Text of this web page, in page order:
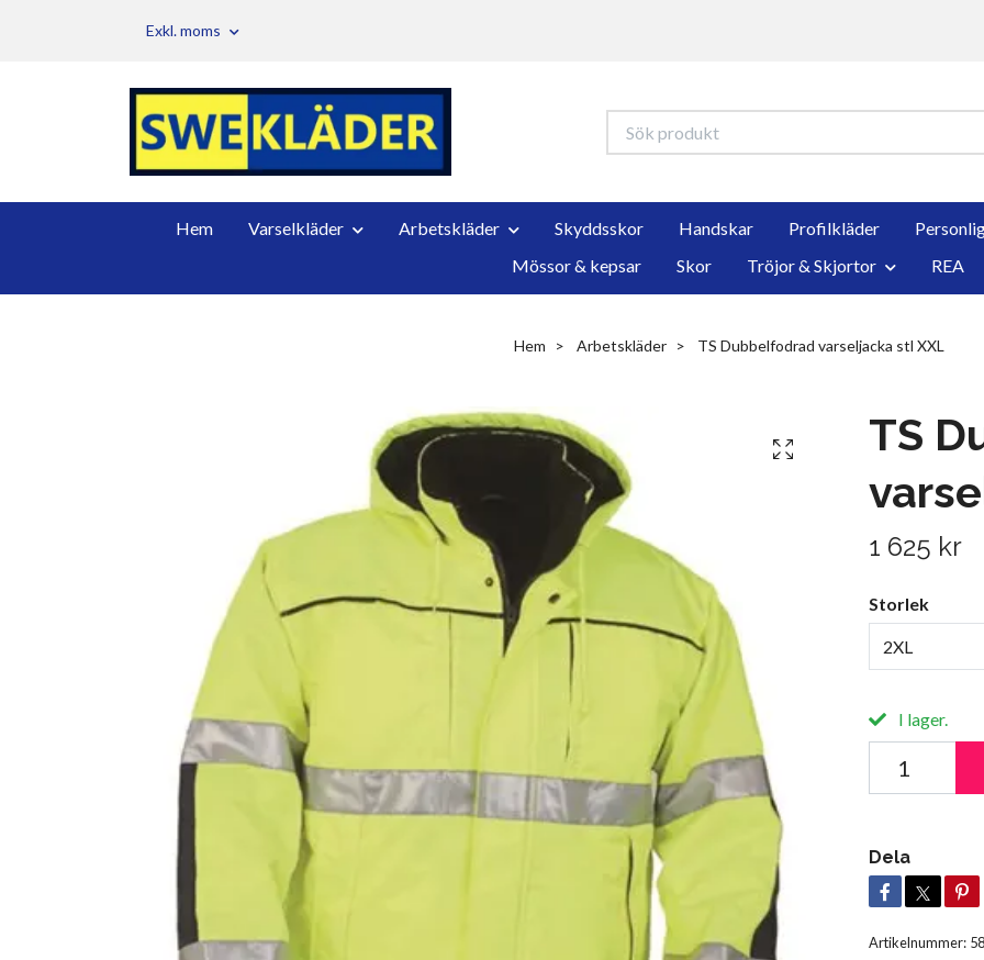
Exkl. moms
Hem Varselkläder Arbetskläder Skyddsskor Handskar Profilkläder
Mössor & kepsar
Skor Tröjor & Skjortor REA
Hem Arbetskläder TS Dubbelfodrad varseljacka stl XXL
TS
1 625 kr
Storlek
2XL
I lager.
Dela
Artikelnummer: